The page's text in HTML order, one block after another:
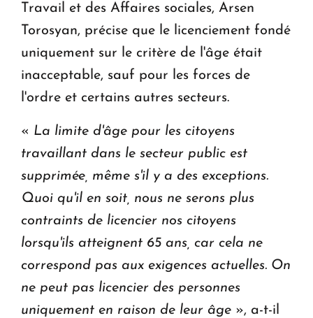
Travail et des Affaires sociales, Arsen
Torosyan, précise que le licenciement fondé
uniquement sur le critère de l'âge était
inacceptable, sauf pour les forces de
l'ordre et certains autres secteurs.
« La limite d'âge pour les citoyens
travaillant dans le secteur public est
supprimée, même s'il y a des exceptions.
Quoi qu'il en soit, nous ne serons plus
contraints de licencier nos citoyens
lorsqu'ils atteignent 65 ans, car cela ne
correspond pas aux exigences actuelles. On
ne peut pas licencier des personnes
uniquement en raison de leur âge », a-t-il